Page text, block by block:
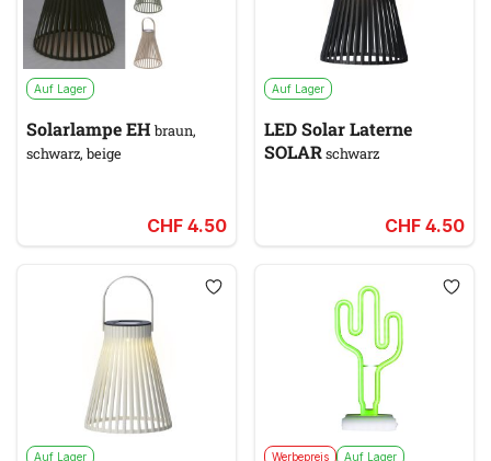
Auf Lager
Solarlampe EH braun,
schwarz, beige
CHF 4.50
Auf Lager
LED Solar Laterne
SOLARschwarz
CHF 4.50
Auf Lager Werbepreis Auf Lager